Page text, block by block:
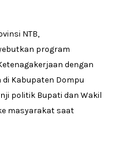
NTB,
program
dengan
Kabupaten Dompu
politik Bupati dan Wakil
masyarakat saat